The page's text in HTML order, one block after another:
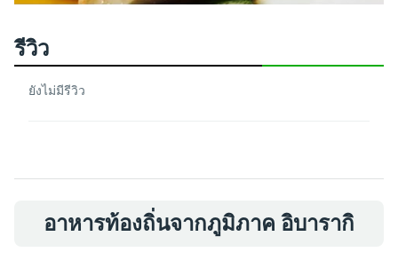
รีวิว
ยังไม่มีรีวิว
อาหารท้องถิ่นจากภูมิภาค อิบารากิ